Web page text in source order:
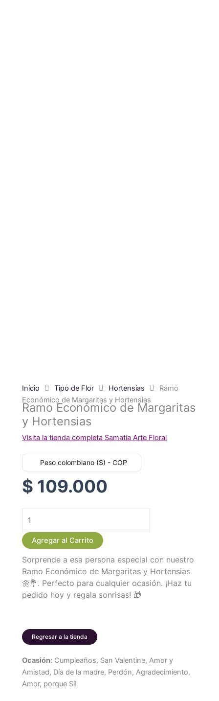
Inicio Tipo de Flor Hortensias
Ramo
Económico de Margaritas y Hortensias
Ramo Económico de Margaritas
y Hortensias
Visita la tienda completa Samatia Arte Floral
Peso colombiano ($) - COP
$ 109.000
Ramo
Económico
de
Margaritas
y
Hortensias
cantidad
Agregar al Carrito
Sorprende a esa persona especial con nuestro
Ramo Económico de Margaritas y Hortensias
🌼💐. Perfecto para cualquier ocasión. ¡Haz tu
pedido hoy y regala sonrisas! 🎁
Regresar a la tienda
Ocasión: Cumpleaños, San Valentine, Amor y
Amistad, Día de la madre, Perdón, Agradecimiento,
Amor, porque Sí!